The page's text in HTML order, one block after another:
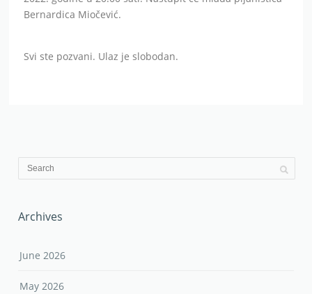
Bernardica Miočević.
Svi ste pozvani. Ulaz je slobodan.
Archives
June 2026
May 2026